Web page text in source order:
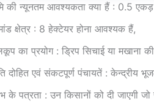
की न्यूनतम आवश्यकता क्या हैं : 0.5 एकड़
क्षेत्र : 8 हेक्टेयर होना आवश्यक हैं,
का प्रयोग : ड्रिप सिचाई या मखाना
दोहित एवं संकटपूर्ण पंचायतें : केन्द्रीय
के पत्रता : उन किसानों को दी जाएगी